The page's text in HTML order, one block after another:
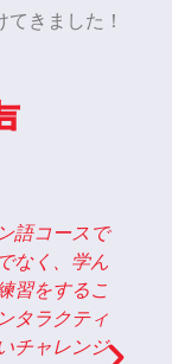
きました！
語コースで
なく、学ん
習をするこ
タラクティ
チャレンジ